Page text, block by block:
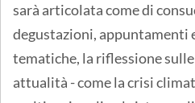
sarà articolata come di
degustazioni, appuntamenti
tematiche, la riflessione
attualità - come la crisi